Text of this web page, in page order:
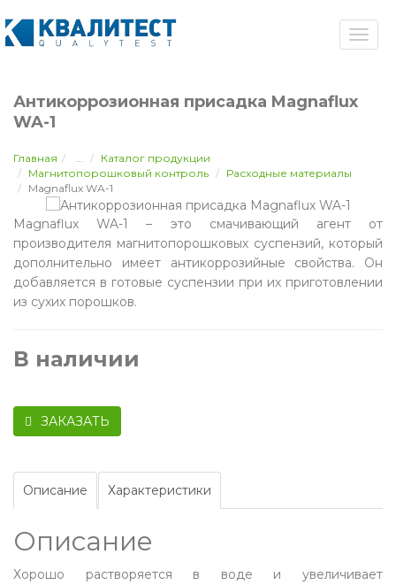
Антикоррозионная присадка Magnaflux
WA-1
Главная ...
Каталог продукции
Магнитопорошковый контроль
Расходные материалы
Magnaflux WA-1
Magnaflux WA-1 – это смачивающий агент от
производителя магнитопорошковых суспензий, который
дополнительно имеет антикоррозийные свойства. Он
добавляется в готовые суспензии при их приготовлении
из сухих порошков.
В наличии
ЗАКАЗАТЬ
Описание Характеристики
Описание
Хорошо растворяется в воде и увеличивает